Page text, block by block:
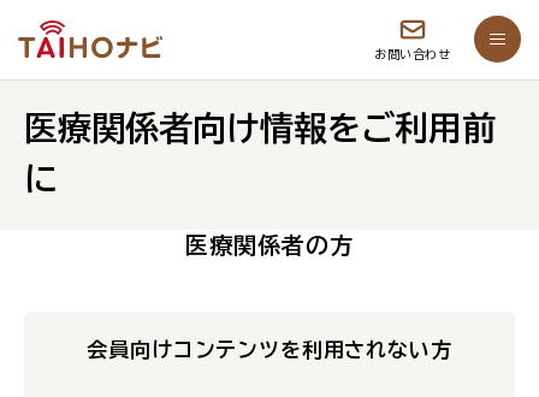
お問い合わせ
医療関係者向け情報をご利用前
に
医療関係者の方
会員向けコンテンツを利用されない方